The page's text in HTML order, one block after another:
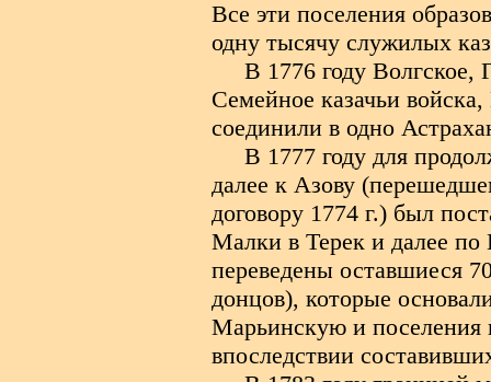
Все эти поселения
одну тысячу служилых
В 1776 году Волгское,
Семейное казачьи
соединили в одно
В 1777 году для
далее к Азову
договору 1774 г.) был
Малки в Терек и далее
переведены оставшиеся
донцов), которые
Марьинскую и поселения
впоследствии